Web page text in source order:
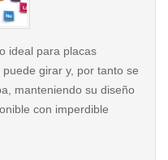
ideal para placas
girar y, por tanto se
manteniendo su diseño
con imperdible